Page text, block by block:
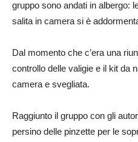
gruppo sono andati in albergo:
salita in camera si è
Dal momento che c’era una
controllo delle valigie e il kit da
camera e svegliata.
Raggiunto il gruppo con gli
persino delle pinzette per le